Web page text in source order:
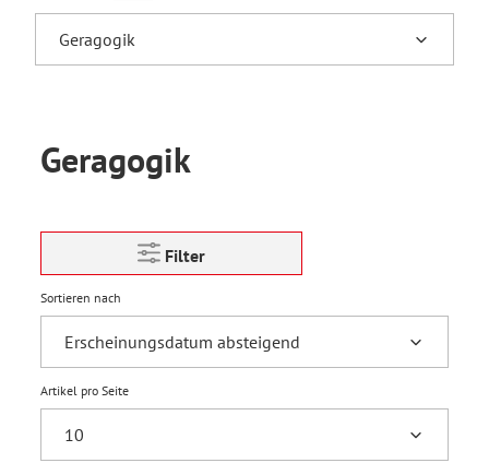
Geragogik
Filter
Sortieren nach
Artikel pro Seite